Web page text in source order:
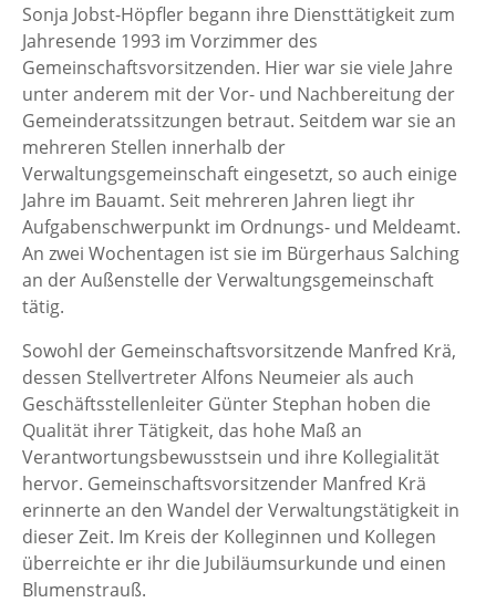
Sonja Jobst-Höpfler begann ihre Diensttätigkeit zum
Jahresende 1993 im Vorzimmer des
Gemeinschaftsvorsitzenden. Hier war sie viele Jahre
unter anderem mit der Vor- und Nachbereitung der
Gemeinderatssitzungen betraut. Seitdem war sie an
mehreren Stellen innerhalb der
Verwaltungsgemeinschaft eingesetzt, so auch einige
Jahre im Bauamt. Seit mehreren Jahren liegt ihr
Aufgabenschwerpunkt im Ordnungs- und Meldeamt.
An zwei Wochentagen ist sie im Bürgerhaus Salching
an der Außenstelle der Verwaltungsgemeinschaft
tätig.
Sowohl der Gemeinschaftsvorsitzende Manfred Krä,
dessen Stellvertreter Alfons Neumeier als auch
Geschäftsstellenleiter Günter Stephan hoben die
Qualität ihrer Tätigkeit, das hohe Maß an
Verantwortungsbewusstsein und ihre Kollegialität
hervor. Gemeinschaftsvorsitzender Manfred Krä
erinnerte an den Wandel der Verwaltungstätigkeit in
dieser Zeit. Im Kreis der Kolleginnen und Kollegen
überreichte er ihr die Jubiläumsurkunde und einen
Blumenstrauß.